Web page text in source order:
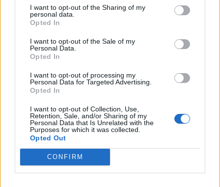
I want to opt-out of the Sharing of my
personal data.
Opted In
I want to opt-out of the Sale of my
Personal Data.
Opted In
I want to opt-out of processing my
Personal Data for Targeted Advertising.
Opted In
I want to opt-out of Collection, Use,
Retention, Sale, and/or Sharing of my
Personal Data that Is Unrelated with the
Purposes for which it was collected.
Opted Out
CONFIRM
Rusai Juodojoje jūroje
dronais atakavo vokiečių
krovininį laivą
Dingus elektrai ryšių
centre, didelėje Anglijos
eismas
Pasaulis
Ukrainos pareigūnas:
dabar – iš tiesų bloga
Pasaulis
„SpaceX“ raketos liekana